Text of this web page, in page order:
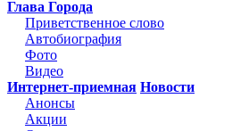
Глава Города
Приветственное слово
Автобиография
Фото
Видео
Интернет-приемная Новости
Анонсы
Акции